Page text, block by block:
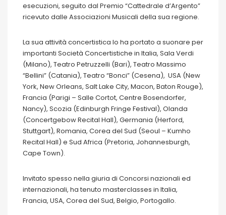
esecuzioni, seguito dal Premio “Cattedrale d’Argento”
ricevuto dalle Associazioni Musicali della sua regione.
La sua attività concertistica lo ha portato a suonare per
importanti Società Concertistiche in Italia, Sala Verdi
(Milano), Teatro Petruzzelli (Bari), Teatro Massimo
“Bellini” (Catania), Teatro “Bonci” (Cesena), USA (New
York, New Orleans, Salt Lake City, Macon, Baton Rouge),
Francia (Parigi – Salle Cortot, Centre Bosendorfer,
Nancy), Scozia (Edinburgh Fringe Festival), Olanda
(Concertgebow Recital Hall), Germania (Herford,
Stuttgart), Romania, Corea del Sud (Seoul – Kumho
Recital Hall) e Sud Africa (Pretoria, Johannesburgh,
Cape Town).
Invitato spesso nella giuria di Concorsi nazionali ed
internazionali, ha tenuto masterclasses in Italia,
Francia, USA, Corea del Sud, Belgio, Portogallo.